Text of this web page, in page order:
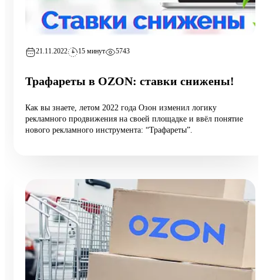
21.11.2022 15 минут 5743
Трафареты в OZON: ставки снижены!
Как вы знаете, летом 2022 года Озон изменил логику
рекламного продвижения на своей площадке и ввёл понятие
нового рекламного инструмента: “Трафареты”.